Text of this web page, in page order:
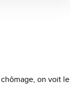
on voit le